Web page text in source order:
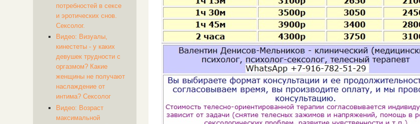
потребностей в сексе
и эротических снов.
Сексолог.
Видео: Визуалы,
кинестеты - у каких
девушек трудности с
оргазмом? Какие
женщины не получают
наслаждение от
интима? Сексолог
Видео: Возраст
максимальной